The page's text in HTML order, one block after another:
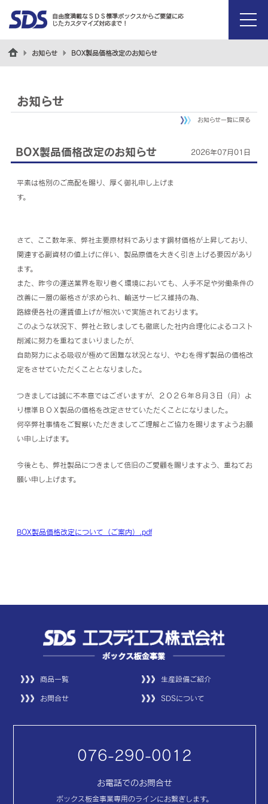
自由度満載なＳＤＳ標準ボックスからご要望に応
じたカスタマイズ対応まで！
menu
お知らせ BOX製品価格改定のお知らせ
お知らせ
お知らせ一覧に戻る
BOX製品価格改定のお知らせ 2026年07月01日
平素は格別のご高配を賜り、厚く御礼申し上げま
す。
さて、ここ数年来、弊社主要原材料であります鋼材価格が上昇しており、
関連する副資材の値上げに伴い、製品原価を大きく引き上げる要因があり
ます。
また、昨今の運送業界を取り巻く環境においても、人手不足や労働条件の
改善に一層の厳格さが求められ、輸送サービス維持の為、
路線便各社の運賃値上げが相次いで実施されております。
このような状況下、弊社と致しましても徹底した社内合理化によるコスト
削減に努力を重ねてまいりましたが、
自助努力による吸収が極めて困難な状況となり、やむを得ず製品の価格改
定をさせていただくこととなりました。
つきましては誠に不本意ではございますが、２０２６年８月３日（月）よ
り標準ＢＯＸ製品の価格を改定させていただくことになりました。
何卒弊社事情をご賢察いただきましてご理解とご協力を賜りますようお願
い申し上げます。
今後とも、弊社製品につきまして倍旧のご愛顧を賜りますよう、重ねてお
願い申し上げます。
BOX製品価格改定について（ご案内）.pdf
商品一覧 生産設備ご紹介
お問合せ SDSについて
076-290-0012
お電話でのお問合せ
ボックス板金事業専用のラインにお繋ぎします。